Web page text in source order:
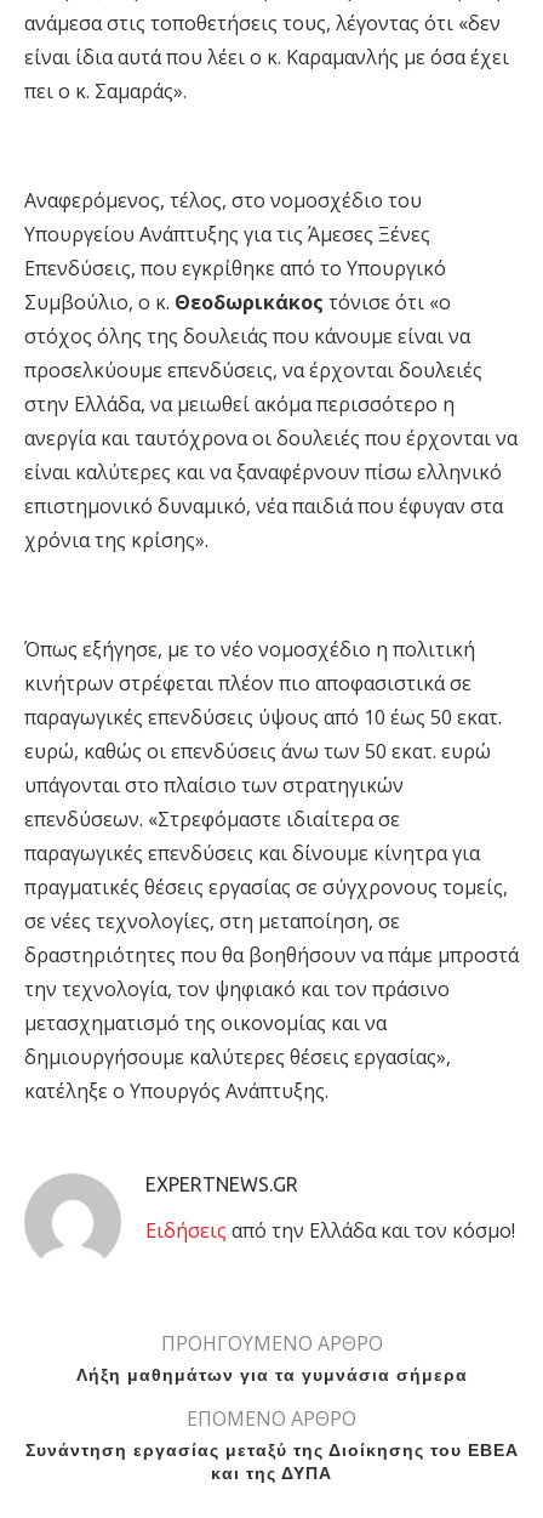
ανάμεσα στις τοποθετήσεις τους, λέγοντας ότι «δεν
είναι ίδια αυτά που λέει ο κ. Καραμανλής με όσα έχει
πει ο κ. Σαμαράς».
Αναφερόμενος, τέλος, στο νομοσχέδιο του
Υπουργείου Ανάπτυξης για τις Άμεσες Ξένες
Επενδύσεις, που εγκρίθηκε από το Υπουργικό
Συμβούλιο, ο κ. Θεοδωρικάκος τόνισε ότι «ο
στόχος όλης της δουλειάς που κάνουμε είναι να
προσελκύουμε επενδύσεις, να έρχονται δουλειές
στην Ελλάδα, να μειωθεί ακόμα περισσότερο η
ανεργία και ταυτόχρονα οι δουλειές που έρχονται να
είναι καλύτερες και να ξαναφέρνουν πίσω ελληνικό
επιστημονικό δυναμικό, νέα παιδιά που έφυγαν στα
χρόνια της κρίσης».
Όπως εξήγησε, με το νέο νομοσχέδιο η πολιτική
κινήτρων στρέφεται πλέον πιο αποφασιστικά σε
παραγωγικές επενδύσεις ύψους από 10 έως 50 εκατ.
ευρώ, καθώς οι επενδύσεις άνω των 50 εκατ. ευρώ
υπάγονται στο πλαίσιο των στρατηγικών
επενδύσεων. «Στρεφόμαστε ιδιαίτερα σε
παραγωγικές επενδύσεις και δίνουμε κίνητρα για
πραγματικές θέσεις εργασίας σε σύγχρονους τομείς,
σε νέες τεχνολογίες, στη μεταποίηση, σε
δραστηριότητες που θα βοηθήσουν να πάμε μπροστά
την τεχνολογία, τον ψηφιακό και τον πράσινο
μετασχηματισμό της οικονομίας και να
δημιουργήσουμε καλύτερες θέσεις εργασίας»,
κατέληξε ο Υπουργός Ανάπτυξης.
EXPERTNEWS.GR
Eιδήσεις από την Ελλάδα και τον κόσμο!
ΠΡΟΗΓΟΥΜΕΝΟ ΑΡΘΡΟ
Λήξη μαθημάτων για τα γυμνάσια σήμερα
ΕΠΟΜΕΝΟ ΑΡΘΡΟ
Συνάντηση εργασίας μεταξύ της Διοίκησης του ΕΒΕΑ
και της ΔΥΠΑ